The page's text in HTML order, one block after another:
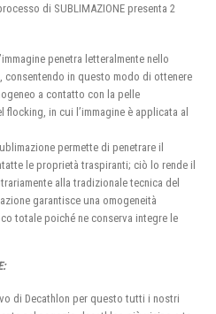
di SUBLIMAZIONE presenta 2
penetra letteralmente nello
in questo modo di ottenere
a contatto con la pelle
flocking, in cui l’immagine è applicata al
permette di penetrare il
le proprietà traspiranti; ciò lo rende il
alla tradizionale tecnica del
garantisce una omogeneità
totale poiché ne conserva integre le
di Decathlon per questo tutti i nostri